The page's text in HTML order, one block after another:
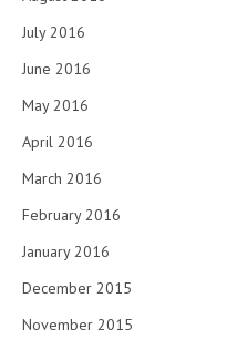
July 2016
June 2016
May 2016
April 2016
March 2016
February 2016
January 2016
December 2015
November 2015